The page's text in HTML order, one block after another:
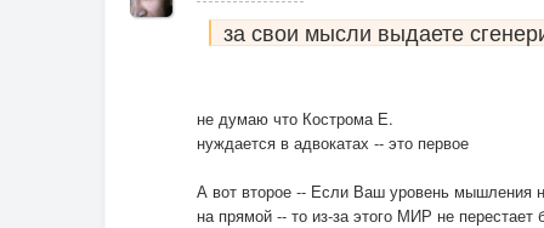
за свои мысли выдаете
не думаю что Кострома Е.
нуждается в адвокатах -- это первое
А вот второе -- Если Ваш уровень мышления
на прямой -- то из-за этого МИР не